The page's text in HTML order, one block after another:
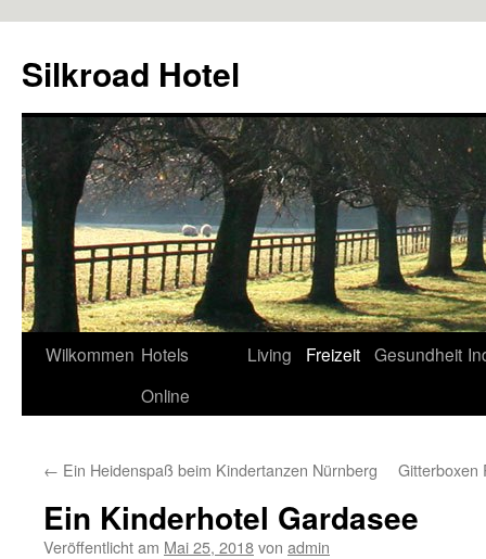
springen
Silkroad Hotel
Wilkommen Hotels
Online
Living Freizeit Gesundheit
← Ein Heidenspaß beim Kindertanzen Nürnberg Gitterboxen
Ein Kinderhotel Gardasee
Veröffentlicht am Mai 25, 2018von admin